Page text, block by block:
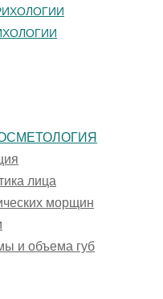
лица
морщин
и объема губ